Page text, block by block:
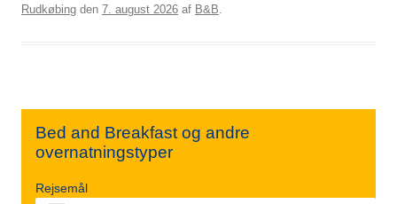
Rudkøbing den 7. august 2026 af B&B
Bed and Breakfast og andre
overnatningstyper
Rejsemål